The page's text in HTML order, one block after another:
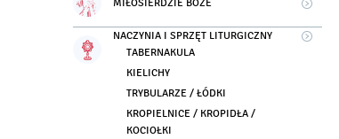
MIŁOSIERDZIE BOŻE
NACZYNIA I SPRZĘT LITURGICZNY
TABERNAKULA
KIELICHY
TRYBULARZE / ŁÓDKI
KROPIELNICE / KROPIDŁA /
KOCIOŁKI